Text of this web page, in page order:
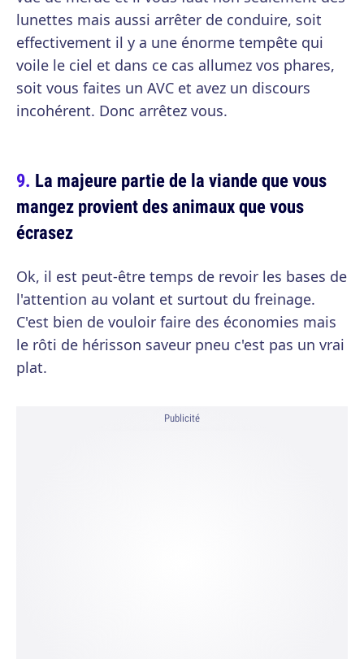
lunettes mais aussi arrêter de conduire, soit
effectivement il y a une énorme tempête qui
voile le ciel et dans ce cas allumez vos phares,
soit vous faites un AVC et avez un discours
incohérent. Donc arrêtez vous.
La majeure partie de la viande que vous
mangez provient des animaux que vous
écrasez
Ok, il est peut-être temps de revoir les bases de
l'attention au volant et surtout du freinage.
C'est bien de vouloir faire des économies mais
le rôti de hérisson saveur pneu c'est pas un vrai
plat.
Publicité